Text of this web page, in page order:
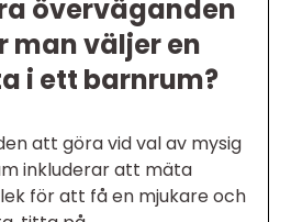
överväganden
man väljer en
i ett barnrum?
att göra vid val av mysig
inkluderar att mäta
för att få en mjukare och